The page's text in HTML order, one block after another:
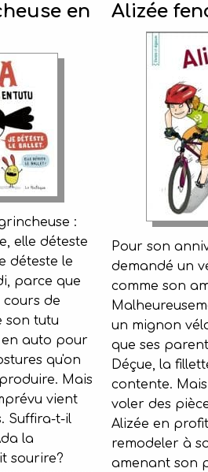
en
:
elle déteste
déteste le
parce que
cours de
son tutu
auto pour
qu'on
Mais
vient
Suffira-t-il
la
sourire?
Alizée
Pour son
demandé un
comme son
un mignon
que ses
Déçue, la
contente.
voler des
Alizée en
remodeler à
amenant son